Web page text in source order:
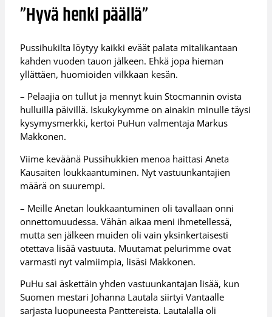
”Hyvä henki päällä”
Pussihukilta löytyy kaikki eväät palata mitalikantaan
kahden vuoden tauon jälkeen. Ehkä jopa hieman
yllättäen, huomioiden vilkkaan kesän.
– Pelaajia on tullut ja mennyt kuin Stocmannin ovista
hulluilla päivillä. Iskukykymme on ainakin minulle täysi
kysymysmerkki, kertoi PuHun valmentaja Markus
Makkonen.
Viime keväänä Pussihukkien menoa haittasi Aneta
Kausaiten loukkaantuminen. Nyt vastuunkantajien
määrä on suurempi.
– Meille Anetan loukkaantuminen oli tavallaan onni
onnettomuudessa. Vähän aikaa meni ihmetellessä,
mutta sen jälkeen muiden oli vain yksinkertaisesti
otettava lisää vastuuta. Muutamat pelurimme ovat
varmasti nyt valmiimpia, lisäsi Makkonen.
PuHu sai äskettäin yhden vastuunkantajan lisää, kun
Suomen mestari Johanna Lautala siirtyi Vantaalle
sarjasta luopuneesta Panttereista. Lautalalla oli